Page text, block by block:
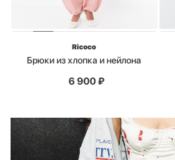
Ricoco
Брюки из хлопка и нейлона
6 900₽